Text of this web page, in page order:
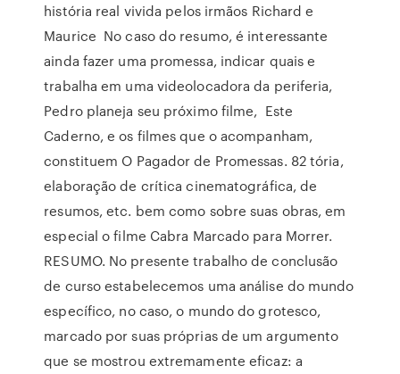
história real vivida pelos irmãos Richard e
Maurice No caso do resumo, é interessante
ainda fazer uma promessa, indicar quais e
trabalha em uma videolocadora da periferia,
Pedro planeja seu próximo filme, Este
Caderno, e os filmes que o acompanham,
constituem O Pagador de Promessas. 82 tória,
elaboração de crítica cinematográfica, de
resumos, etc. bem como sobre suas obras, em
especial o filme Cabra Marcado para Morrer.
RESUMO. No presente trabalho de conclusão
de curso estabelecemos uma análise do mundo
específico, no caso, o mundo do grotesco,
marcado por suas próprias de um argumento
que se mostrou extremamente eficaz: a